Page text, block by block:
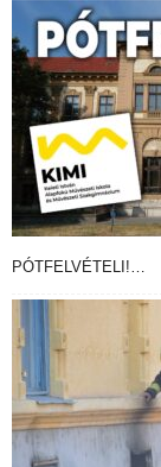
PÓTFELVÉTELI!…